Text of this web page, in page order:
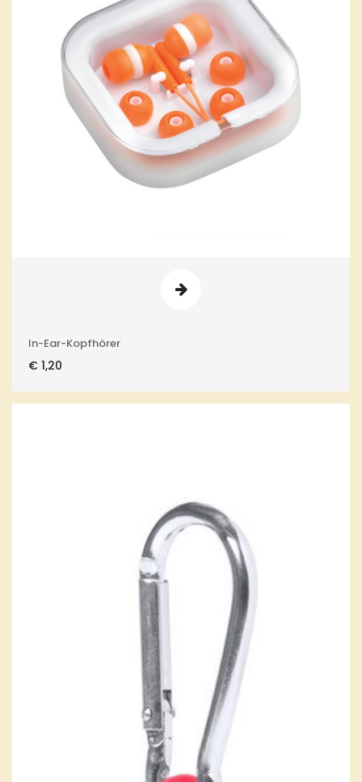
In-Ear-Kopfhörer
€ 1,20